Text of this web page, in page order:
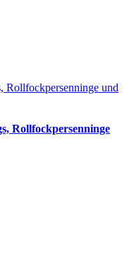
Rollfockpersenninge und
Rollfockpersenninge